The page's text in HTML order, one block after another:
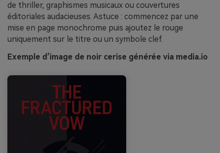
de thriller, graphismes musicaux ou couvertures
éditoriales audacieuses. Astuce : commencez par une
mise en page monochrome puis ajoutez le rouge
uniquement sur le titre ou un symbole clef.
Exemple d’image de noir cerise générée via media.io